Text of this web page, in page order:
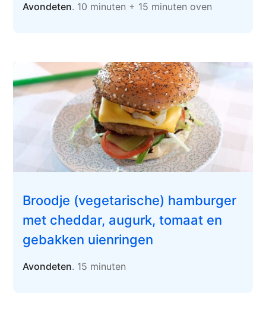
Avondeten. 10 minuten + 15 minuten oven
Broodje (vegetarische) hamburger
met cheddar, augurk, tomaat en
gebakken uienringen
Avondeten. 15 minuten